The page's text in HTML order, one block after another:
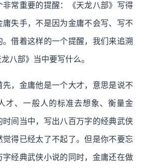
非常重要的提醒：《天龙八部》写得
庸失手，不是因为金庸不会写、写不
借着这样的一个提醒，我们来追溯
八部》当中要写什么。
先，金庸他是一个大才，意思是说不
才、一般人的标准去想象、衡量金
时间当中，写出八百万字的经典武侠
得已经太了不起了。但是你不要忘
字经典武侠小说的同时，金庸还在做